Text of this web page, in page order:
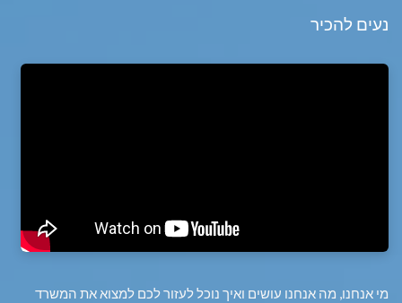
נעים להכיר
מי אנחנו, מה אנחנו עושים ואיך נוכל לעזור לכם למצוא את המשרד